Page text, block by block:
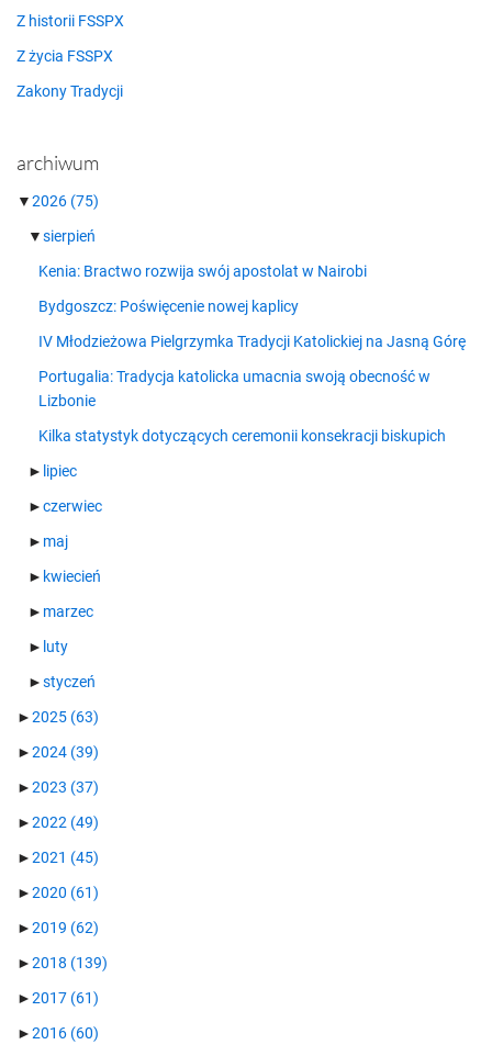
Z historii FSSPX
Z życia FSSPX
Zakony Tradycji
archiwum
▼2026 (75)
▼sierpień
Kenia: Bractwo rozwija swój apostolat w Nairobi
Bydgoszcz: Poświęcenie nowej kaplicy
IV Młodzieżowa Pielgrzymka Tradycji Katolickiej na Jasną Górę
Portugalia: Tradycja katolicka umacnia swoją obecność w
Lizbonie
Kilka statystyk dotyczących ceremonii konsekracji biskupich
► lipiec
►czerwiec
► maj
► kwiecień
► marzec
► luty
►styczeń
►2025 (63)
►2024 (39)
►2023 (37)
►2022 (49)
►2021 (45)
►2020 (61)
►2019 (62)
►2018 (139)
►2017 (61)
►2016 (60)